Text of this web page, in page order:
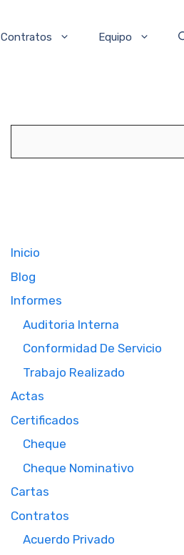
Contratos Equipo
Inicio
Blog
Informes
Auditoria Interna
Conformidad De Servicio
Trabajo Realizado
Actas
Certificados
Cheque
Cheque Nominativo
Cartas
Contratos
Acuerdo Privado